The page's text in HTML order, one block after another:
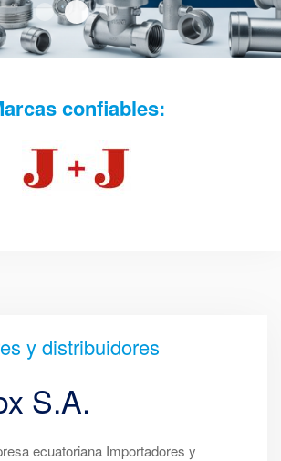
Banner Valvulas 1
Banner 4
BANNER SUPLINOX
confiables:
y distribuidores
S.A.
ecuatoriana Importadores y